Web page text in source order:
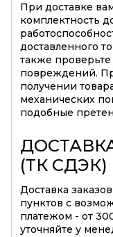
При доставке
комплектность
доставленного
также
повреждений.
получении
механических
подобные
(ТК СДЭК)
Доставка
пунктов с
платежом - от
уточняйте у